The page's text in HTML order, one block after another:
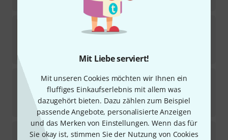
Mit Liebe serviert!
Mit unseren Cookies möchten wir Ihnen ein
fluffiges Einkaufserlebnis mit allem was
dazugehört bieten. Dazu zählen zum Beispiel
passende Angebote, personalisierte Anzeigen
und das Merken von Einstellungen. Wenn das für
Sie okay ist, stimmen Sie der Nutzung von Cookies
CT18C Cura Standard Strings
1
€
SazCTB20E Cura Extra Str. Silver
1
Sofort lieferbar
6,40 €
KT25BC Kemence Str. LP Silver